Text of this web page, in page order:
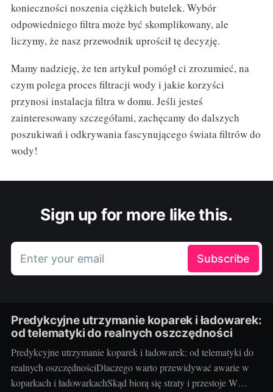
konieczności noszenia ciężkich butelek. Wybór
odpowiedniego filtra może być skomplikowany, ale
liczymy, że nasz przewodnik uprościł tę decyzję.
Mamy nadzieję, że ten artykuł pomógł ci zrozumieć, na
czym polega proces filtracji wody i jakie korzyści
przynosi instalacja filtra w domu. Jeśli jesteś
zainteresowany szczegółami, zachęcamy do dalszych
poszukiwań i odkrywania fascynującego świata filtrów do
wody!
Sign up for more like this.
Enter your email Subscribe
Predykcyjne utrzymanie koparek i ładowarek:
od telematyki do realnych oszczędności
Predykcyjne utrzymanie koparek i ładowarek: od telematyki do
realnych oszczędnościDlaczego warto przewidywać awarie w
koparkach i ładowarkachSkąd biorą się straty i przestoje W